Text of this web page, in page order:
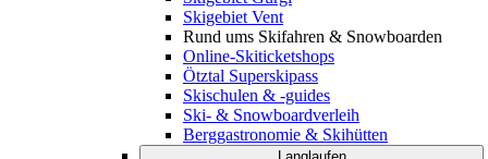
Skigebiet Vent
Rund ums Skifahren & Snowboarden
Online-Skiticketshops
Ötztal Superskipass
Skischulen & -guides
Ski- & Snowboardverleih
Berggastronomie & Skihütten